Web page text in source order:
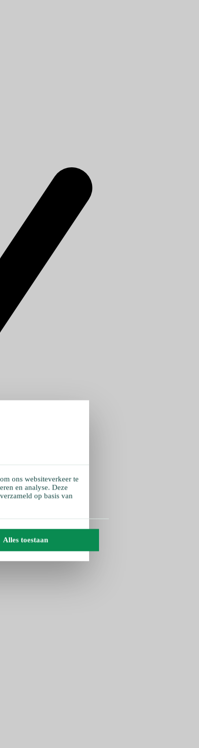
ons websiteverkeer te
en analyse. Deze
op basis van
Alles toestaan